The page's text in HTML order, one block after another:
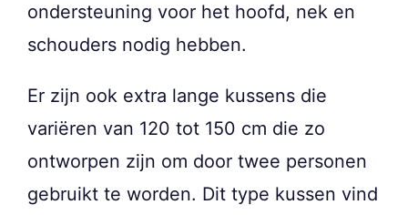
ondersteuning voor het hoofd, nek en
schouders nodig hebben.
Er zijn ook extra lange kussens die
variëren van 120 tot 150 cm die zo
ontworpen zijn om door twee personen
gebruikt te worden. Dit type kussen vind